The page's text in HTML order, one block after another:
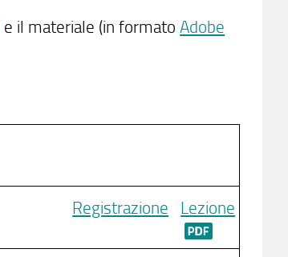
e il materiale (in formato Adobe
Registrazione Lezione